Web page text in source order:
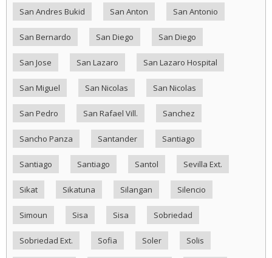
San Andres Bukid San Anton San Antonio
San Bernardo San Diego San Diego
San Jose San Lazaro San Lazaro Hospital
San Miguel San Nicolas San Nicolas
San Pedro San Rafael Vill. Sanchez
Sancho Panza Santander Santiago
Santiago Santiago Santol Sevilla Ext.
Sikat Sikatuna Silangan Silencio
Simoun Sisa Sisa Sobriedad
Sobriedad Ext. Sofia Soler Solis